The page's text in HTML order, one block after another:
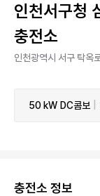
인천서구청
충전소
인천광역시 서구 탁옥
50 kW DC콤보
충전소 정보